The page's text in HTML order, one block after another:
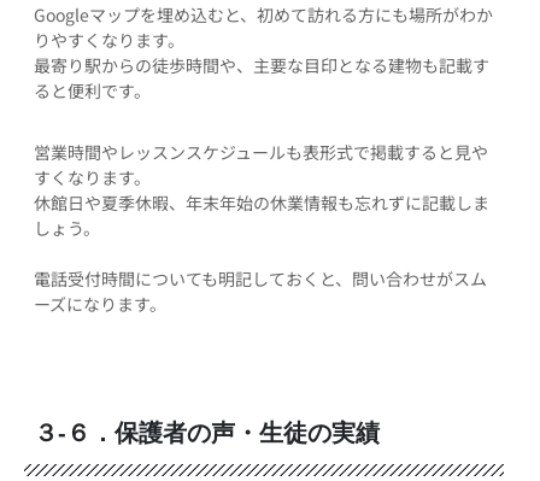
Googleマップを埋め込むと、初めて訪れる方にも場所がわか
りやすくなります。
最寄り駅からの徒歩時間や、主要な目印となる建物も記載す
ると便利です。
営業時間やレッスンスケジュールも表形式で掲載すると見や
すくなります。
休館日や夏季休暇、年末年始の休業情報も忘れずに記載しま
しょう。
電話受付時間についても明記しておくと、問い合わせがスム
ーズになります。
３-６．保護者の声・生徒の実績